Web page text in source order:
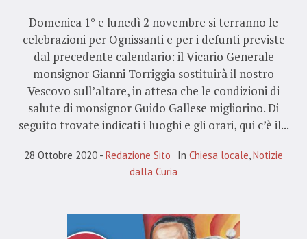
Domenica 1° e lunedì 2 novembre si terranno le
celebrazioni per Ognissanti e per i defunti previste
dal precedente calendario: il Vicario Generale
monsignor Gianni Torriggia sostituirà il nostro
Vescovo sull’altare, in attesa che le condizioni di
salute di monsignor Guido Gallese migliorino. Di
seguito trovate indicati i luoghi e gli orari, qui c’è il...
28 Ottobre 2020 Redazione Sito In Chiesa locale Notizie
dalla Curia